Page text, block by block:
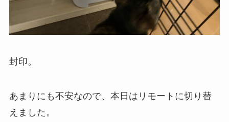
封印。
あまりにも不安なので、本日はリモートに切り替
えました。